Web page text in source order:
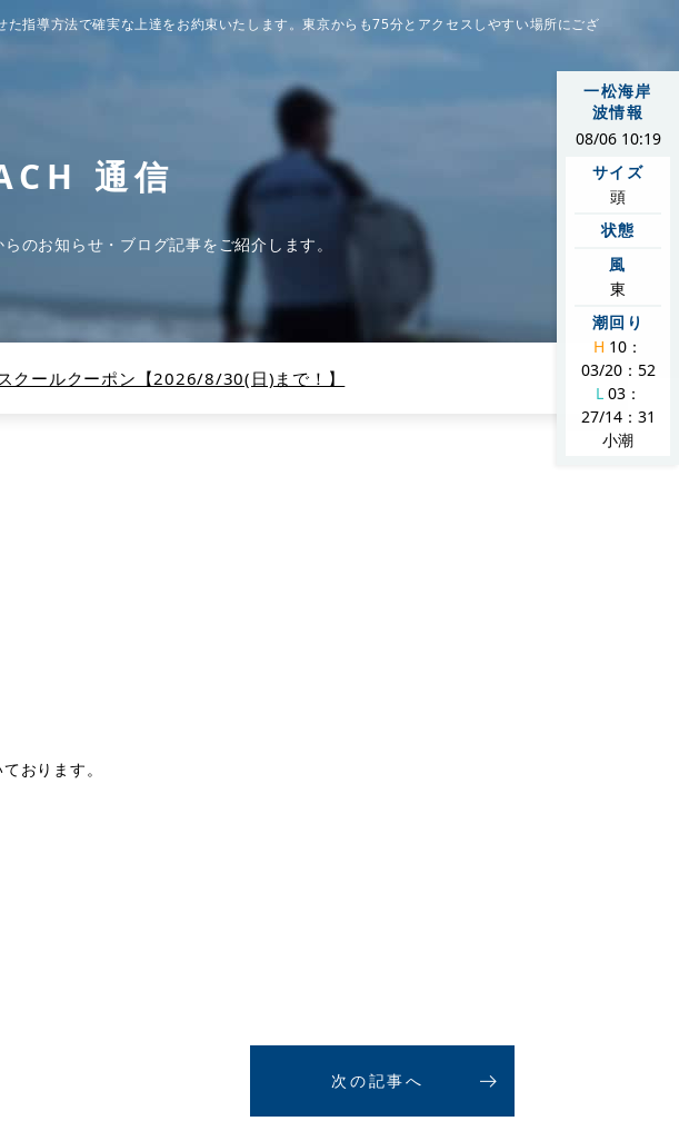
一松海岸
波情報
08/06 10:19
サイズ
頭
状態
風
東
潮回り
H 10：
03/20：52
L03：
27/14：31
小潮
指導方法で確実な上達をお約束いたします。東京からも75分とアクセスしやすい場所にござ
通信
のお知らせ・ブログ記事をご紹介します。
クールクーポン【2026/8/30(日)まで！】
おります。
次の記事へ